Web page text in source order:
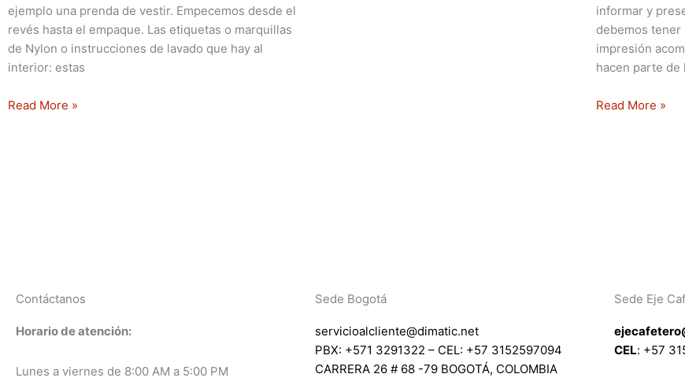
ejemplo una prenda de vestir. Empecemos desde el
revés hasta el empaque. Las etiquetas o marquillas
de Nylon o instrucciones de lavado que hay al
interior: estas
Read More »
informar y
debemos tener
impresión
hacen parte de
Read More »
Contáctanos
Horario de atención:
Lunes a viernes de 8:00 AM a 5:00 PM
Sede Bogotá
servicioalcliente@dimatic.net
PBX: +571 3291322 – CEL: +57 3152597094
CARRERA 26 # 68 -79 BOGOTÁ, COLOMBIA
Sede Eje
CEL: +57